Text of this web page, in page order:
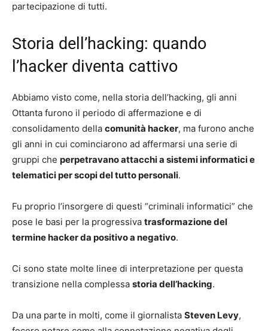
partecipazione di tutti.
Storia dell’hacking: quando
l’hacker diventa cattivo
Abbiamo visto come, nella storia dell’hacking, gli anni
Ottanta furono il periodo di affermazione e di
consolidamento della comunità hacker, ma furono anche
gli anni in cui cominciarono ad affermarsi una serie di
gruppi che perpetravano attacchi a sistemi informatici e
telematici per scopi del tutto personali.
Fu proprio l’insorgere di questi “criminali informatici” che
pose le basi per la progressiva trasformazione del
termine hacker da positivo a negativo.
Ci sono state molte linee di interpretazione per questa
transizione nella complessa storia dell’hacking.
Da una parte in molti, come il giornalista Steven Levy,